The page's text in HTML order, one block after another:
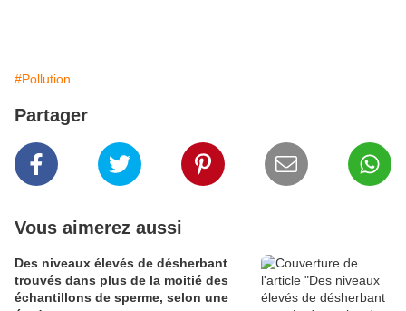
#Pollution
Partager
Vous aimerez aussi
Des niveaux élevés de désherbant
trouvés dans plus de la moitié des
échantillons de sperme, selon une